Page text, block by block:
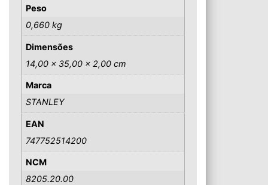
Peso
0,660 kg
Dimensões
14,00 × 35,00 × 2,00 cm
Marca
STANLEY
EAN
747752514200
NCM
8205.20.00